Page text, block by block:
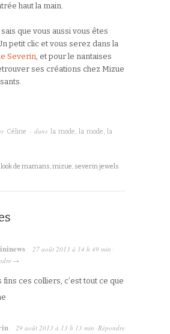
haut la main.
que vous aussi vous êtes
petit clic et vous serez dans la
Severin , et pour le nantaises
ses créations chez Mizue
Céline · dans la mode, la mode, la
look de mamans mizue severin jewels
27 août 2013 à 14 h 49 min ·
→
fins ces colliers, c’est tout ce que
29 août 2013 à 13 h 13 min · Répondre